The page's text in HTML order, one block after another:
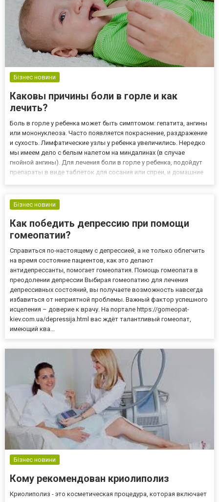
Бізнес новини
Каковы причины боли в горле и как
лечить?
Боль в горле у ребенка может быть симптомом: гепатита, ангины
или мононуклеоза. Часто появляется покраснение, раздражение
и сухость. Лимфатические узлы у ребенка увеличились. Нередко
мы имеем дело с белым налетом на миндалинах (в случае
гнойной ангины). Для лечения боли в горле у ребенка, подойдут
препараты в виде таблеток для сосания или спреи, и домашние
Бізнес новини
Как победить депрессию при помощи
гомеопатии?
Справиться по-настоящему с депрессией, а не только облегчить
на время состояние пациентов, как это делают
антидепрессанты, помогает гомеопатия. Помощь гомеопата в
преодолении депрессии Выбирая гомеопатию для лечения
депрессивных состояний, вы получаете возможность навсегда
избавиться от неприятной проблемы. Важный фактор успешного
исцеления – доверие к врачу. На портале https://gomeopat-
kiev.com.ua/depressija.html вас ждёт талантливый гомеопат,
имеющий ква...
Бізнес новини
Кому рекомендован криолиполиз
Криолиполиз - это косметическая процедура, которая включает